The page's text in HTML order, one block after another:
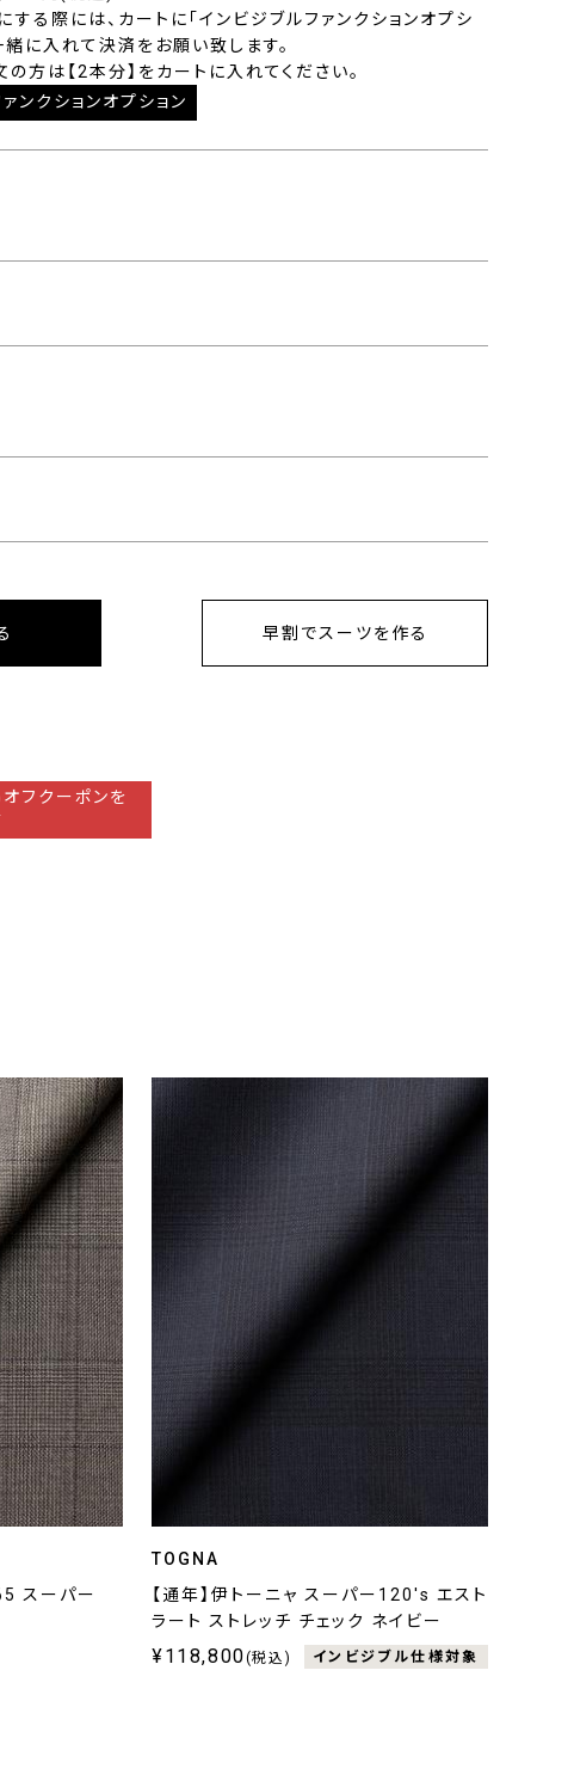
る際には、カートに「インビジブルファンクションオプシ
緒に入れて決済をお願い致します。
方は【2本分】をカートに入れてください。
ンクションオプション
早割でスーツを作る
フクーポンを
スーパー
TOGNA
【通年】伊トーニャ スーパー120's エスト
ラート ストレッチ チェック ネイビー
¥118,800(税込) インビジブル仕様対象